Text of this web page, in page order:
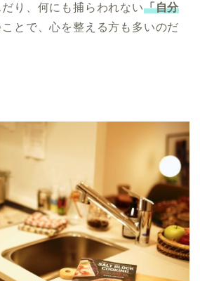
り、何にも捕らわれない「自分
とで、心を整える方も多いのだ